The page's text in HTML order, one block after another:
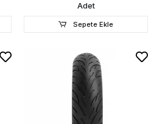
Adet
Sepete Ekle